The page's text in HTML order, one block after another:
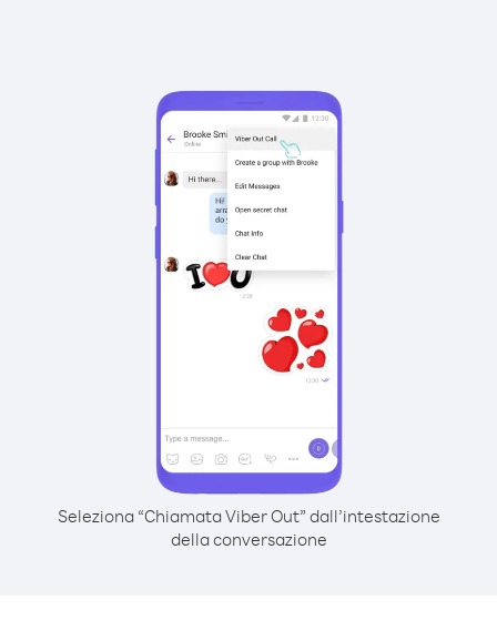
Seleziona “Chiamata Viber Out” dall’intestazione
della conversazione